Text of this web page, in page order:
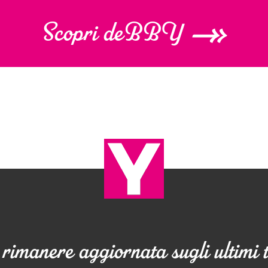
Scopri deBBY
aggiornata sugli ultimi